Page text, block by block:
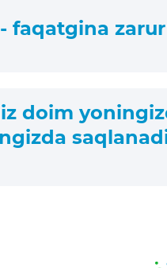
faqatgina
doim